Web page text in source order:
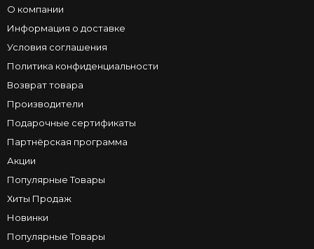
О компании
Информация о доставке
Условия соглашения
Политика конфиденциальности
Возврат товара
Производители
Подарочные сертификаты
Партнёрская программа
Акции
Популярные Товары
Хиты Продаж
Новинки
Популярные Товары